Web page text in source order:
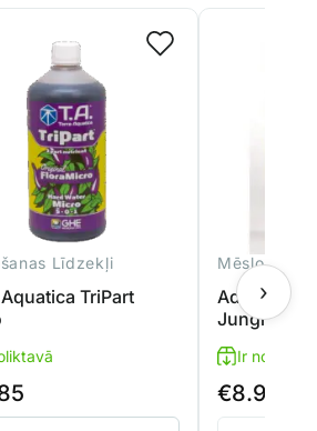
Līdzekļi
TriPart
Advanced
Jungle
Ir noliktavā
€8.95
›